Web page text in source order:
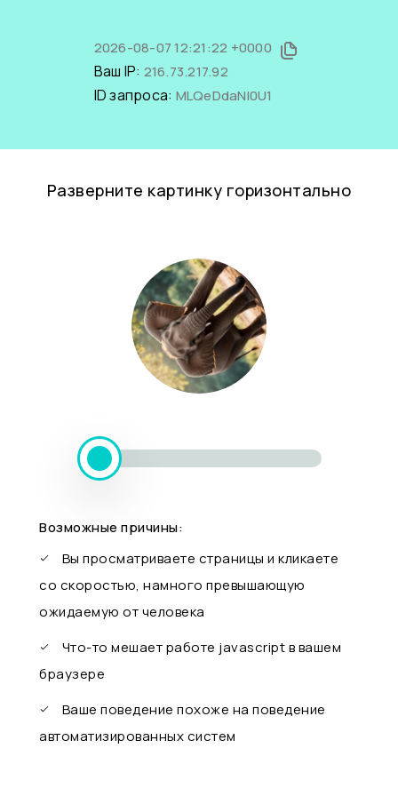
2026-08-07 12:21:22 +0000
Ваш IP: 216.73.217.92
ID запроса: MLQeDdaNI0U1
Разверните картинку горизонтально
Возможные причины:
Вы просматриваете страницы и кликаете
со скоростью, намного превышающую
ожидаемую от человека
Что-то мешает работе javascript в вашем
браузере
Ваше поведение похоже на поведение
автоматизированных систем